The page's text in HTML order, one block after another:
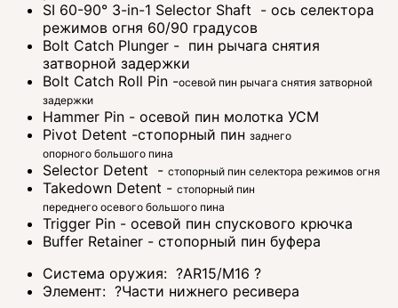
SI 60-90° 3-in-1 Selector Shaft - ось селектора
режимов огня 60/90 градусов
Bolt Catch Plunger - пин рычага снятия
затворной задержки
Bolt Catch Roll Pin -осевой пин рычага снятия затворной
задержки
Hammer Pin - осевой пин молотка УСМ
Pivot Detent -стопорный пин заднего
опорного большого пина
Selector Detent - стопорный пин селектора режимов огня
Takedown Detent - стопорный пин
переднего осевого большого пина
Trigger Pin - осевой пин спускового крючка
Buffer Retainer - стопорный пин буфера
Система оружия: ?AR15/M16 ?
Элемент: ?Части нижнего ресивера